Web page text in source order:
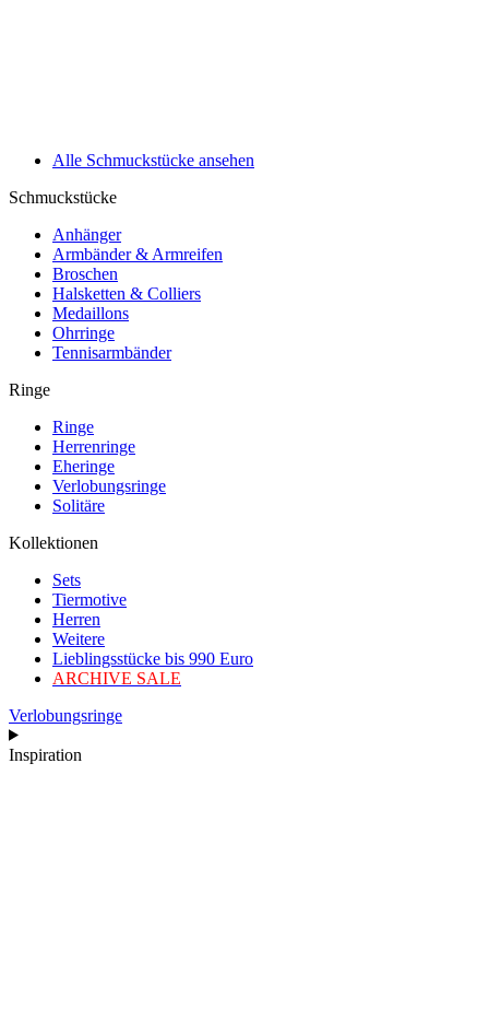
Alle Schmuckstücke ansehen
Schmuckstücke
Anhänger
Armbänder & Armreifen
Broschen
Halsketten & Colliers
Medaillons
Ohrringe
Tennisarmbänder
Ringe
Ringe
Herrenringe
Eheringe
Verlobungsringe
Solitäre
Kollektionen
Sets
Tiermotive
Herren
Weitere
Lieblingsstücke bis 990 Euro
ARCHIVE SALE
Verlobungsringe
Inspiration